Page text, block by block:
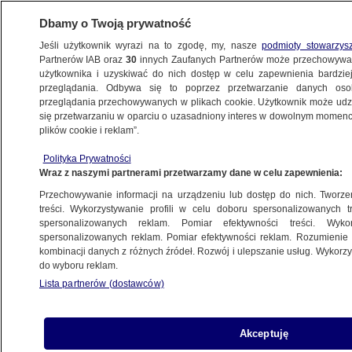
WARSZAWA
ULICE
podpory" w czasie rozbiórki wiaduktu.
Zamknięty do odwołania
22.10.2022, 15:35Aktualizacja:23.10.2022, 16:07
Udostępnij
Dbamy o Twoją prywatność
Jeśli użytkownik wyrazi na to zgodę, my, naszepodmioty
Partnerów IAB oraz30 innych Zaufanych Partnerów może
użytkownika i uzyskiwać do nich dostęp w celu zapewnienia
przeglądania. Odbywa się to poprzez przetwarzanie danych
przeglądania przechowywanych w plikach cookie. Użytkownik może
się przetwarzaniu w oparciu o uzasadniony interes w dowolnym
plików cookie i reklam”.
Polityka Prywatności
Wraz z naszymi partnerami przetwarzamy dane w celu zapewnienia:
Przechowywanie informacji na urządzeniu lub dostęp do nich.
treści. Wykorzystywanie profili w celu doboru spersonalizowanych
spersonalizowanych reklam. Pomiar efektywności treści.
spersonalizowanych reklam. Pomiar efektywności reklam.
kombinacji danych z różnych źródeł. Rozwój i ulepszanie usług.
do wyboru reklam.
Lista partnerów (dostawców)
Akceptuję